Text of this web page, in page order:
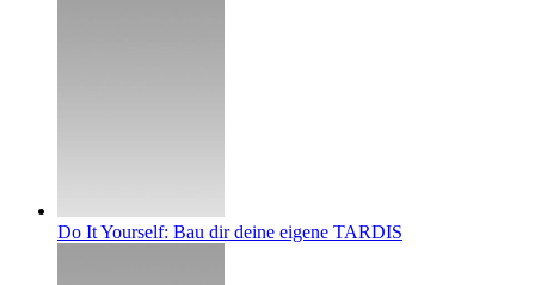
Do It Yourself: Bau dir deine eigene TARDIS